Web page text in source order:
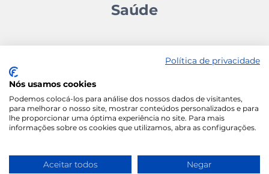
Saúde
Contactos Quem somos Autores
Estatuto Editorial
Ficha Técnica
Manifesto
Política de Privacidade
Política de privacidade
Nós usamos cookies
Podemos colocá-los para análise dos nossos dados de visitantes,
para melhorar o nosso site, mostrar conteúdos personalizados e para
lhe proporcionar uma óptima experiência no site. Para mais
informações sobre os cookies que utilizamos, abra as configurações.
Aceitar todos Negar